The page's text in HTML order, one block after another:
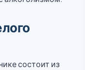
состоит из